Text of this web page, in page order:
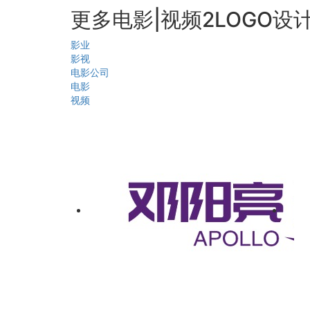
更多电影|视频2LOGO设
影业
影视
电影公司
电影
视频